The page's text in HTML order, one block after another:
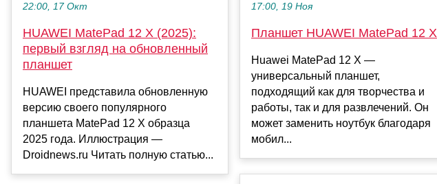
22:00, 17 Окт
HUAWEI MatePad 12 X (2025):
первый взгляд на обновленный
планшет
HUAWEI представила обновленную
версию своего популярного
планшета MatePad 12 X образца
2025 года. Иллюстрация —
Droidnews.ru Читать полную статью...
17:00, 19 Ноя
Планшет HUAWEI MatePad 12 X
Huawei MatePad 12 X —
универсальный планшет,
подходящий как для творчества и
работы, так и для развлечений. Он
может заменить ноутбук благодаря
мобил...